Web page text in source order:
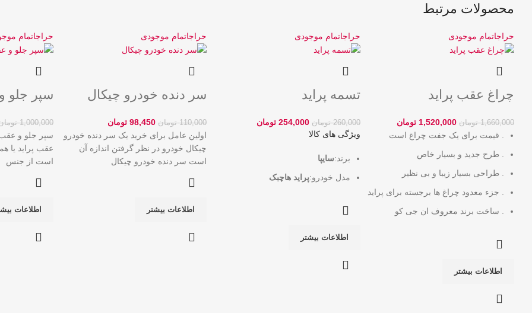
محصولات مرتبط
حراجاتمام موجودی
چراغ عقب پراید
1,660,000 تومان 1,520,000 تومان
. قیمت برای یک جفت چراغ است
. طرح جدید و بسیار خاص
. طراحی بسیار زیبا و بی نظیر
. جزء معدود چراغ ها برجسته برای پراید
. ساخت برند معروف ان جی کو
اطلاعات بیشتر
حراجاتمام موجودی
تسمه پراید
260,000 تومان 254,000 تومان
ویژگی های کالا
برند:سایپا
مدل خودرو:پراید هاچبک
اطلاعات بیشتر
حراجاتمام موجودی
سر دنده خودرو چیکال
110,000 تومان 98,450 تومان
اولین عامل برای خرید یک سر دنده خودرو
چیکال خودرو در نظر گرفتن اندازه آن
است‌ سر دنده خودرو چیکال
اطلاعات بیشتر
حراجاتمام
سپر جلو
1,000,000
سپر جلو و
عقب پراید یا
است از جنس
اطلاعات